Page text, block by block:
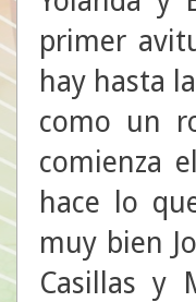
primer
hay hasta
como un
comienza
hace lo
muy bien
Casillas y